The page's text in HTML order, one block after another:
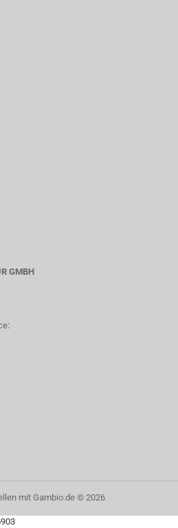
GMBH
mit Gambio.de © 2026